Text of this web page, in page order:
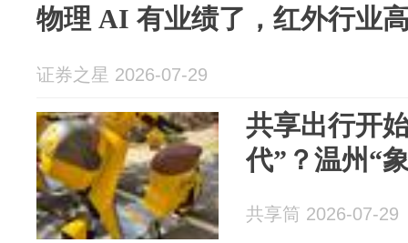
物理 AI 有业绩了，红外行业
证券之星 2026-07-29
共享出行开
代”？温州“
共享筒 2026-07-29